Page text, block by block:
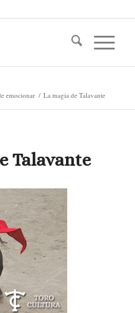
emocionar / La magia de Talavante
Talavante